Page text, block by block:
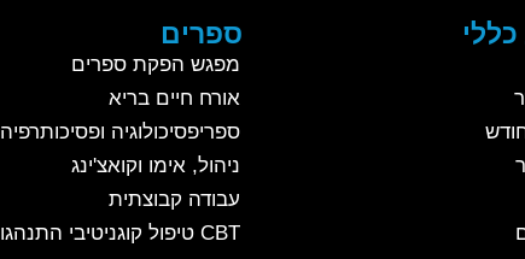
ספרים
מפגש הפקת ספרים
אורח חיים בריא
ספריפסיכולוגיה ופסיכותרפיה
ניהול, אימו וקואצ'ינג
עבודה קבוצתית
CBT טיפול קוגניטיבי התנהגותי